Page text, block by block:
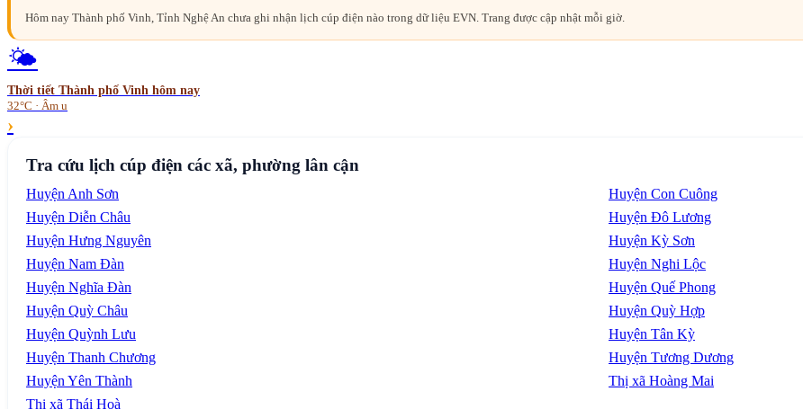
Hôm nay Thành phố Vinh, Tỉnh Nghệ An chưa ghi nhận lịch cúp điện nào trong dữ liệu EVN. Trang được cập nhật mỗi giờ.
🌤️
Thời tiết Thành phố Vinh hôm nay
32°C · Âm u
›
Tra cứu lịch cúp điện các xã, phường lân cận
Huyện Anh Sơn
Huyện Con Cuông
Huyện Diễn Châu
Huyện Đô Lương
Huyện Hưng Nguyên
Huyện Kỳ Sơn
Huyện Nam Đàn
Huyện Nghi Lộc
Huyện Nghĩa Đàn
Huyện Quế Phong
Huyện Quỳ Châu
Huyện Quỳ Hợp
Huyện Quỳnh Lưu
Huyện Tân Kỳ
Huyện Thanh Chương
Huyện Tương Dương
Huyện Yên Thành
Thị xã Hoàng Mai
Thị xã Thái Hoà